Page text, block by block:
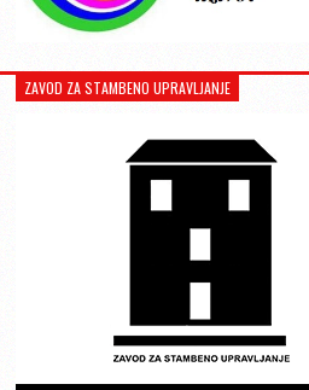
ZAVOD ZA STAMBENO UPRAVLJANJE